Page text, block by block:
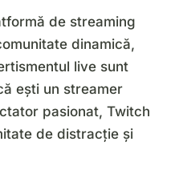
de streaming
dinamică,
live sunt
ești un streamer
pasionat, Twitch
de distracție și